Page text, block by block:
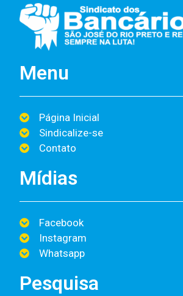
Menu
Página Inicial
Sindicalize-se
Contato
Mídias
Facebook
Instagram
Whatsapp
Pesquisa